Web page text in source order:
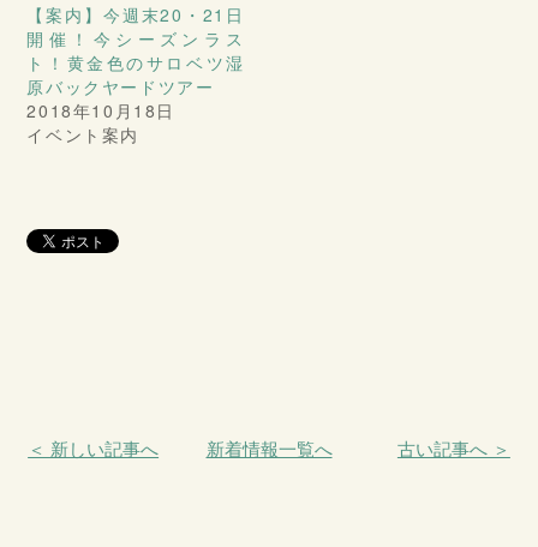
【案内】今週末20・21日
開催！今シーズンラス
ト！黄金色のサロベツ湿
原バックヤードツアー
2018年10月18日
イベント案内
＜ 新しい記事へ 新着情報一覧へ 古い記事へ ＞